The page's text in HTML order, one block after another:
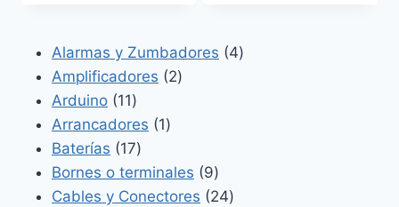
Alarmas y Zumbadores 44
Amplificadores 22
Arduino 1111
productos
Arrancadores 11
Baterías 1717
productos
Bornes o terminales 99
productos
Cables y Conectores 2424